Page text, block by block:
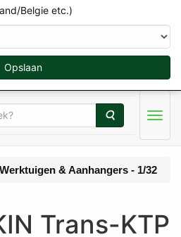
Zoeken Menu
& Aanhangers - 1/32
Trans-KTP
Belgie etc.)
Opslaan